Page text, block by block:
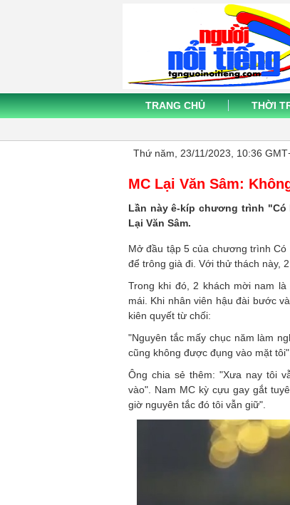
TRANG CHỦ THỜI
Thứ năm, 23/11/2023, 10:36
MC Lại Văn Sâm:
Lần này ê-kíp chương trình
Lại Văn Sâm.
Mở đầu tập 5 của chương trình
để trông già đi. Với thử thách này,
Trong khi đó, 2 khách mời nam
mái. Khi nhân viên hậu đài bước
kiên quyết từ chối:
"Nguyên tắc mấy chục năm làm
cũng không được đụng vào mặt tôi".
Ông chia sẻ thêm: "Xưa nay tôi
vào". Nam MC kỳ cựu gay gắt
giờ nguyên tắc đó tôi vẫn giữ".